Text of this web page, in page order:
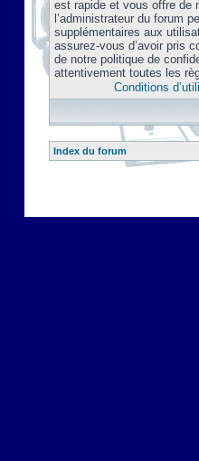
est rapide et vous offre de
l’administrateur du forum
supplémentaires aux
assurez-vous d’avoir pris
de notre politique de
attentivement toutes les
Conditions
Index du forum